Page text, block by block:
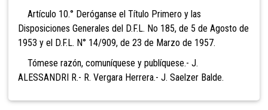
Artículo 10.° Deróganse el Título Primero y las
Disposiciones Generales del D.F.L. No 185, de 5 de Agosto de
1953 y el D.F.L. N° 14/909, de 23 de Marzo de 1957.
Tómese razón, comuníquese y publíquese.- J.
ALESSANDRI R.- R. Vergara Herrera.- J. Saelzer Balde.